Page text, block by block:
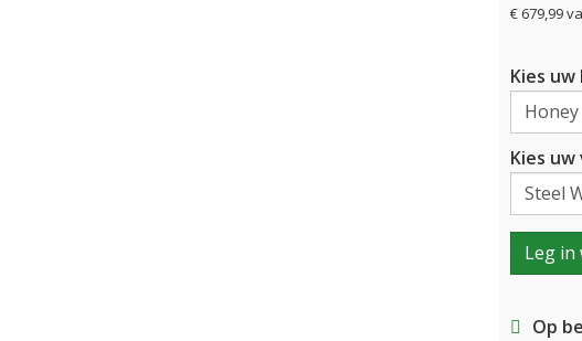
€ 679,99
Kies uw
Kies
Leg in
Op